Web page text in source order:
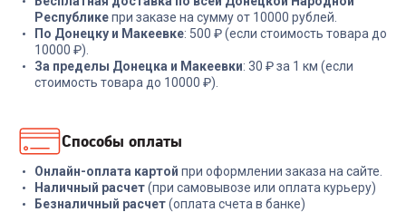
Республикепри заказе на сумму от 10000 рублей.
По Донецку и Макеевке: 500 ₽ (если стоимость товара до
10000 ₽).
За пределы Донецка и Макеевки: 30 ₽ за 1 км (если
стоимость товара до 10000 ₽).
Способы оплаты
Онлайн-оплата картой при оформлении заказа на сайте.
Наличный расчет(при самовывозе или оплата курьеру)
Безналичный расчет(оплата счета в банке)